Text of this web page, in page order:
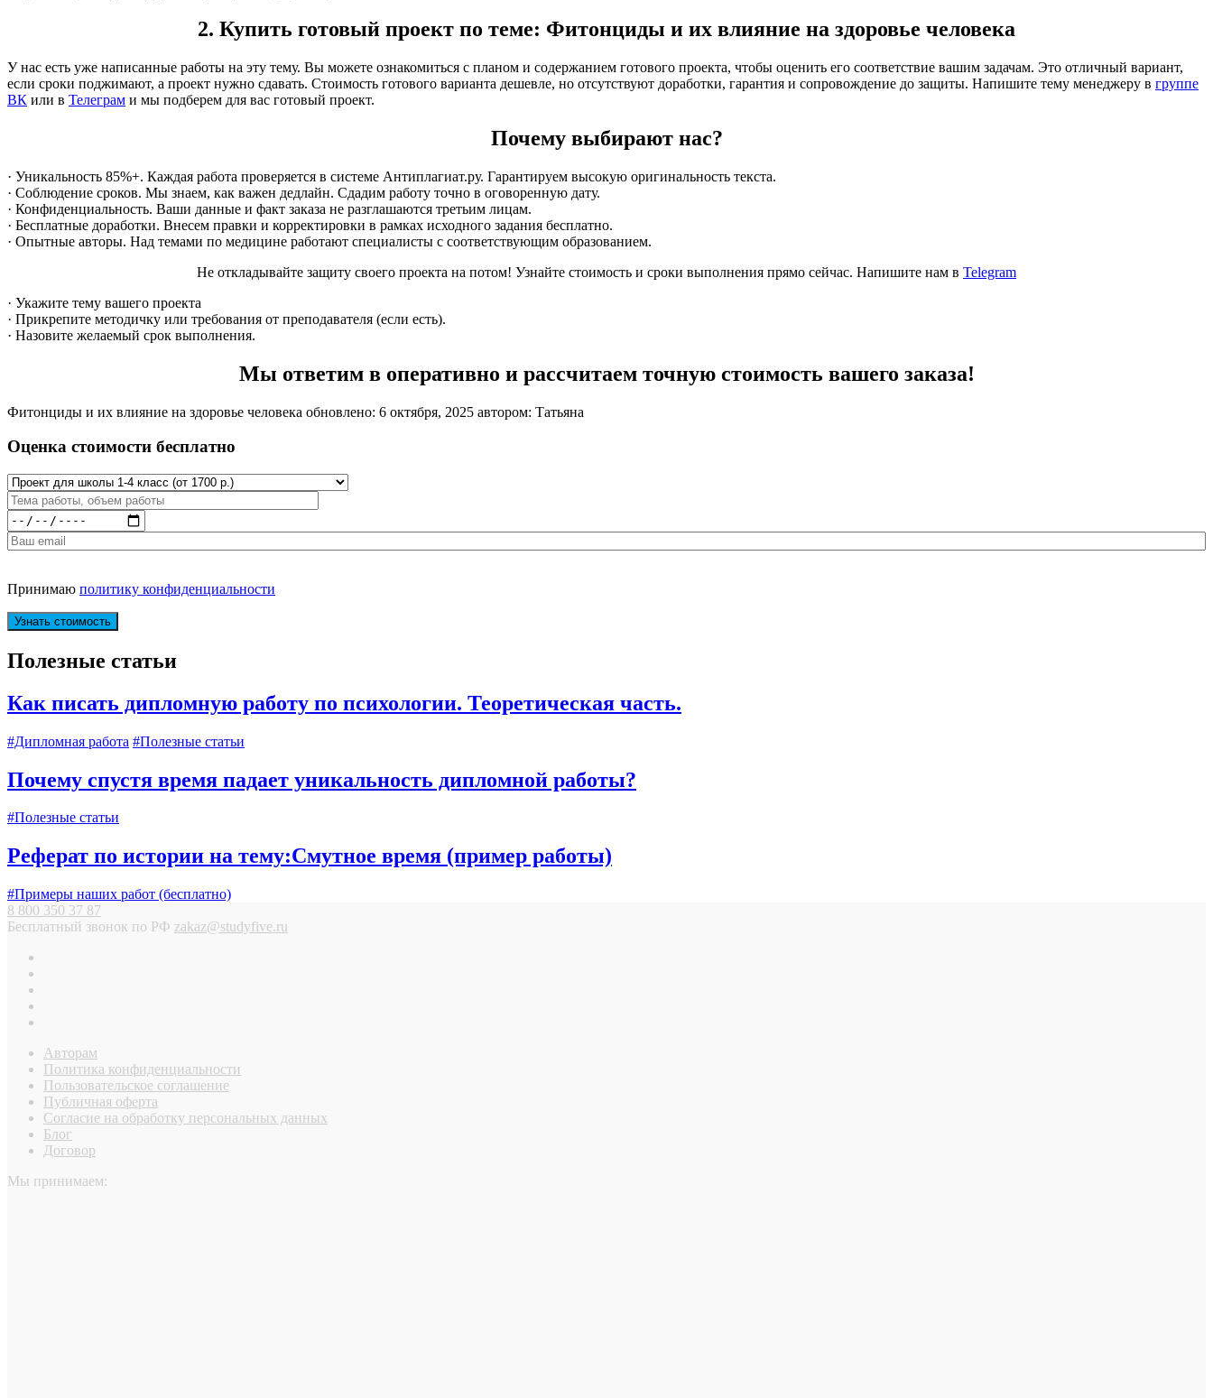
2. Купить готовый проект по теме: Фитонциды и их влияние на здоровье человека
У нас есть уже написанные работы на эту тему. Вы можете ознакомиться с планом и содержанием готового проекта, чтобы оценить его соответствие вашим задачам. Это отличный вариант,
если сроки поджимают, а проект нужно сдавать. Стоимость готового варианта дешевле, но отсутствуют доработки, гарантия и сопровождение до защиты. Напишите тему менеджеру в группе
ВК или в Телеграм и мы подберем для вас готовый проект.
Почему выбирают нас?
· Уникальность 85%+. Каждая работа проверяется в системе Антиплагиат.ру. Гарантируем высокую оригинальность текста.
· Соблюдение сроков. Мы знаем, как важен дедлайн. Сдадим работу точно в оговоренную дату.
· Конфиденциальность. Ваши данные и факт заказа не разглашаются третьим лицам.
· Бесплатные доработки. Внесем правки и корректировки в рамках исходного задания бесплатно.
· Опытные авторы. Над темами по медицине работают специалисты с соответствующим образованием.
Не откладывайте защиту своего проекта на потом! Узнайте стоимость и сроки выполнения прямо сейчас. Напишите нам в Telegram
· Укажите тему вашего проекта
· Прикрепите методичку или требования от преподавателя (если есть).
· Назовите желаемый срок выполнения.
Мы ответим в оперативно и рассчитаем точную стоимость вашего заказа!
Фитонциды и их влияние на здоровье человека обновлено: 6 октября, 2025 автором: Татьяна
Оценка стоимости бесплатно
Принимаю политику конфиденциальности
Полезные статьи
Как писать дипломную работу по психологии. Теоретическая часть.
#Дипломная работа #Полезные статьи
Почему спустя время падает уникальность дипломной работы?
#Полезные статьи
Реферат по истории на тему:Смутное время (пример работы)
#Примеры наших работ (бесплатно)
8 800 350 37 87
Бесплатный звонок по РФ zakaz@studyfive.ru
Авторам
Политика конфиденциальности
Пользовательское соглашение
Публичная оферта
Согласие на обработку персональных данных
Блог
Договор
Мы принимаем: